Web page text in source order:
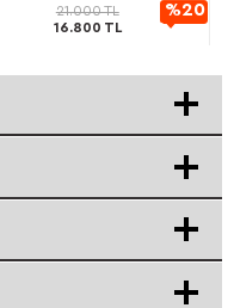
21.000 TL
16.800 TL
%20
İndirimli